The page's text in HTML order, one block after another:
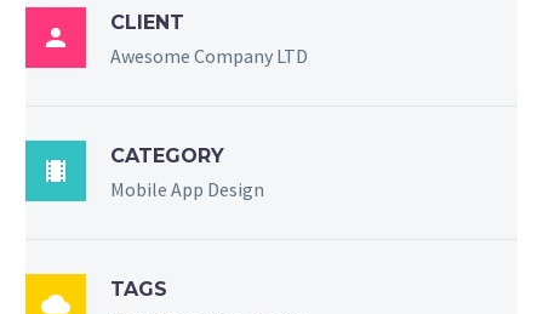

CLIENT
Awesome Company LTD

CATEGORY
Mobile App Design

TAGS